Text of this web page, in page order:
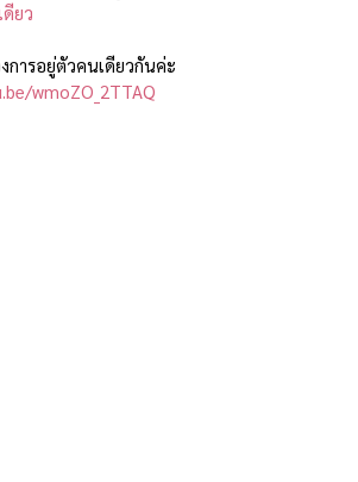
ยว
ารอยู่ตัวคนเดียวกันค่ะ
wmoZO_2TTAQ